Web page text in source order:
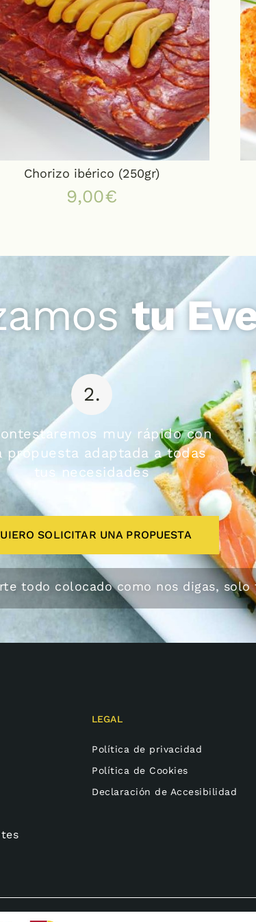
Chorizo ibérico (250gr)
9,00€
tu
2.
muy rápido con
propuesta adaptada a todas
tus necesidades
SOLICITAR UNA PROPUESTA
todo colocado como nos digas,
LEGAL
Política de privacidad
Política de Cookies
Declaración de Accesibilidad